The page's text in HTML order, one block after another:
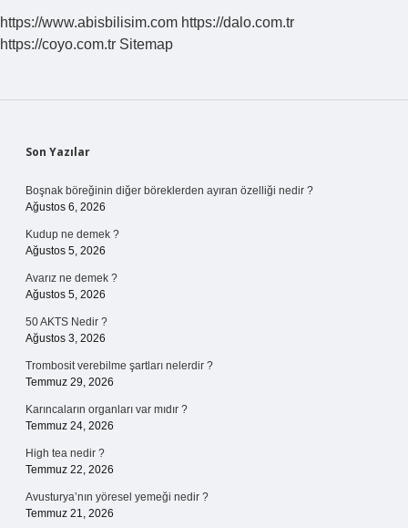
https://www.abisbilisim.com https://dalo.com.tr
https://coyo.com.tr Sitemap
Sidebar
Son Yazılar
Boşnak böreğinin diğer böreklerden ayıran özelliği nedir ?
Ağustos 6, 2026
Kudup ne demek ?
Ağustos 5, 2026
Avarız ne demek ?
Ağustos 5, 2026
50 AKTS Nedir ?
Ağustos 3, 2026
Trombosit verebilme şartları nelerdir ?
Temmuz 29, 2026
Karıncaların organları var mıdır ?
Temmuz 24, 2026
High tea nedir ?
Temmuz 22, 2026
Avusturya’nın yöresel yemeği nedir ?
Temmuz 21, 2026